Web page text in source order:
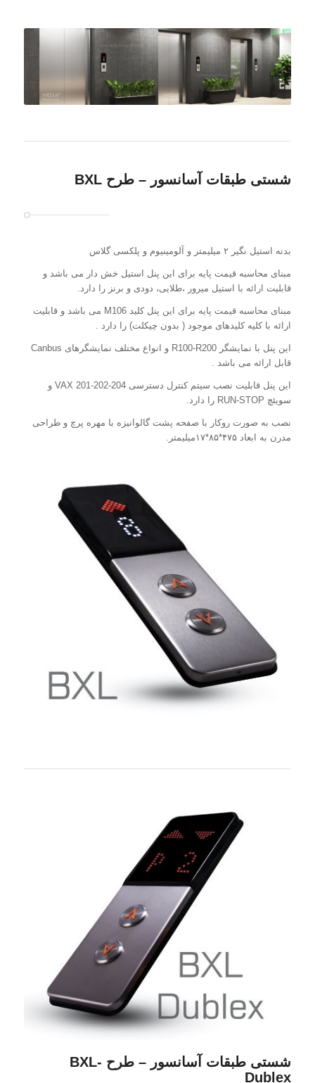
شستی طبقات آسانسور – طرح BXL
بدنه استیل نگیر ۲ میلیمتر و آلومینیوم و پلکسی گلاس
مبنای محاسبه قیمت پایه برای این پنل استیل خش دار می باشد و
قابلیت ارائه با استیل میرور ،طلایی، دودی و برنز را دارد.
مبنای محاسبه قیمت پایه برای این پنل کلید M106 می باشد و قابلیت
ارائه با کلیه کلیدهای موجود ( بدون چیکلت) را دارد .
این پنل با نمایشگر R100-R200 و انواع مختلف نمایشگرهای Canbus
قابل ارائه می باشد .
این پنل قابلیت نصب سیتم کنترل دسترسی VAX 201-202-204 و
سویئچ RUN-STOP را دارد.
نصب به صورت روکار با صفحه پشت گالوانیزه با مهره پرچ و طراحی
مدرن به ابعاد ۴۷۵*۸۵*۱۷میلیمتر.
شستی طبقات آسانسور – طرح BXL-
Dublex